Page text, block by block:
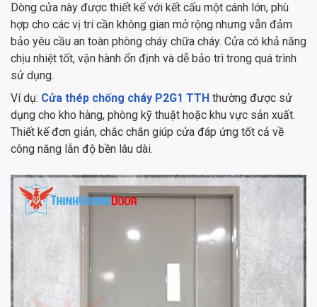
Dòng cửa này được thiết kế với kết cấu một cánh lớn, phù
hợp cho các vị trí cần không gian mở rộng nhưng vẫn đảm
bảo yêu cầu an toàn phòng cháy chữa cháy. Cửa có khả năng
chịu nhiệt tốt, vận hành ổn định và dễ bảo trì trong quá trình
sử dụng.
Ví dụ: Cửa thép chống cháy P2G1 TTH thường được sử
dụng cho kho hàng, phòng kỹ thuật hoặc khu vực sản xuất.
Thiết kế đơn giản, chắc chắn giúp cửa đáp ứng tốt cả về
công năng lẫn độ bền lâu dài.